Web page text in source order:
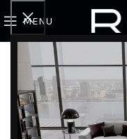
MENU
Home BRANDS
เก้าอี้ ผลิตจากประเทศอิตา